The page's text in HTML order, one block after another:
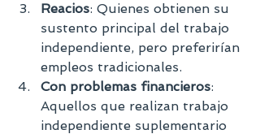
Reacios: Quienes obtienen su
sustento principal del trabajo
independiente, pero preferirían
empleos tradicionales.
Con problemas financieros:
Aquellos que realizan trabajo
independiente suplementario